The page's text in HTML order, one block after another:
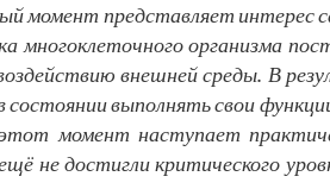
момент представляет интерес
организма
внешней среды. В
выполнять свои
момент наступает
не достигли критического